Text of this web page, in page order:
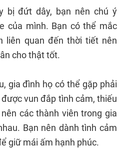
bị đứt dây, bạn nên chú ý
của mình. Bạn có thể mắc
liên quan đến thời tiết nên
cho thật tốt.
gia đình họ có thể gặp phải
vun đắp tình cảm, thiếu
các thành viên trong gia
Bạn nên dành tình cảm
giữ mái ấm hạnh phúc.